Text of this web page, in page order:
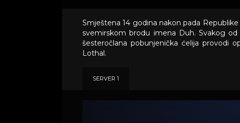
Smještena 14 godina nakon pada
svemirskom brodu imena Duh. Svakog
šesteročlana pobunjenička ćelija provodi
Lothal.
SERVER 1